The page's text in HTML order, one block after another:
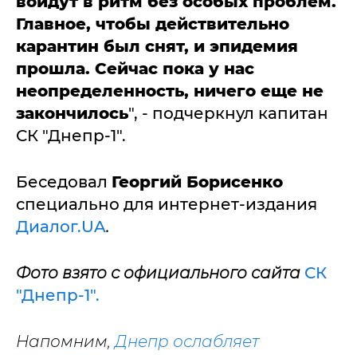
Главное, чтобы действительно
карантин был снят, и эпидемия
прошла. Сейчас пока у нас
неопределенность, ничего еще не
закончилось", - подчеркнул капитан
СК "Днепр-1".
Беседовал Георгий Борисенко
специально для интернет-издания
Диалог.UA.
Фото взято с официального сайта СК
"Днепр-1".
Напомним, Днепр ослабляет